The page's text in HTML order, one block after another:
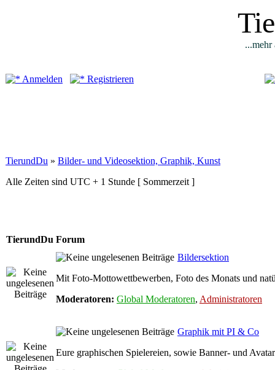
...mehr
Anmelden Registrieren
TierundDu » Bilder- und Videosektion, Graphik, Kunst
Alle Zeiten sind UTC + 1 Stunde [ Sommerzeit ]
TierundDu Forum
Bildersektion
Mit Foto-Mottowettbewerben, Foto des Monats und
Moderatoren: Global Moderatoren, Administratoren
Graphik mit PI & Co
Eure graphischen Spielereien, sowie Banner- und